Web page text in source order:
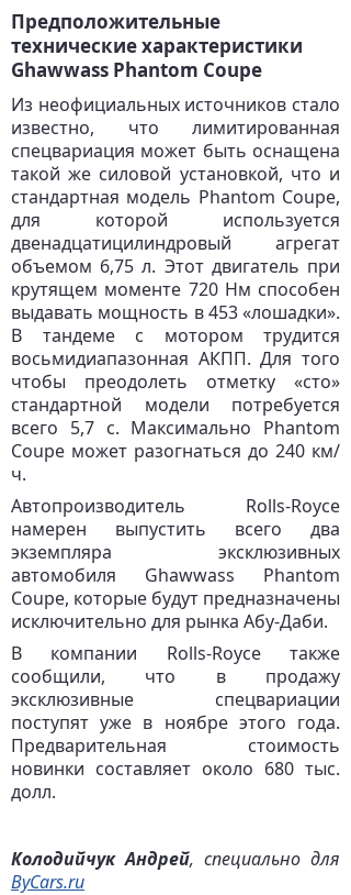
Предположительные
технические характеристики
Ghawwass Phantom Coupe
Из неофициальных источников стало
известно, что лимитированная
спецвариация может быть оснащена
такой же силовой установкой, что и
стандартная модель Phantom Coupe,
для которой используется
двенадцатицилиндровый агрегат
объемом 6,75 л. Этот двигатель при
крутящем моменте 720 Нм способен
выдавать мощность в 453 «лошадки».
В тандеме с мотором трудится
восьмидиапазонная АКПП. Для того
чтобы преодолеть отметку «сто»
стандартной модели потребуется
всего 5,7 с. Максимально Phantom
Coupe может разогнаться до 240 км/
ч.
Автопроизводитель Rolls-Royce
намерен выпустить всего два
экземпляра эксклюзивных
автомобиля Ghawwass Phantom
Coupe, которые будут предназначены
исключительно для рынка Абу-Даби.
В компании Rolls-Royce также
сообщили, что в продажу
эксклюзивные спецвариации
поступят уже в ноябре этого года.
Предварительная стоимость
новинки составляет около 680 тыс.
долл.
Колодийчук Андрей, специально для
ByCars.ru